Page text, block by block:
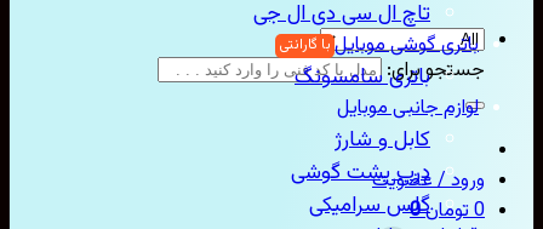
جستجو برای:
ورود / عضویت
تومان0
تاچ ال سی دی ال جی
باتری گوشی موبایل
باتری سامسونگ
لوازم جانبی موبایل
کابل و شارژ
درب پشت گوشی
گلس سرامیکی